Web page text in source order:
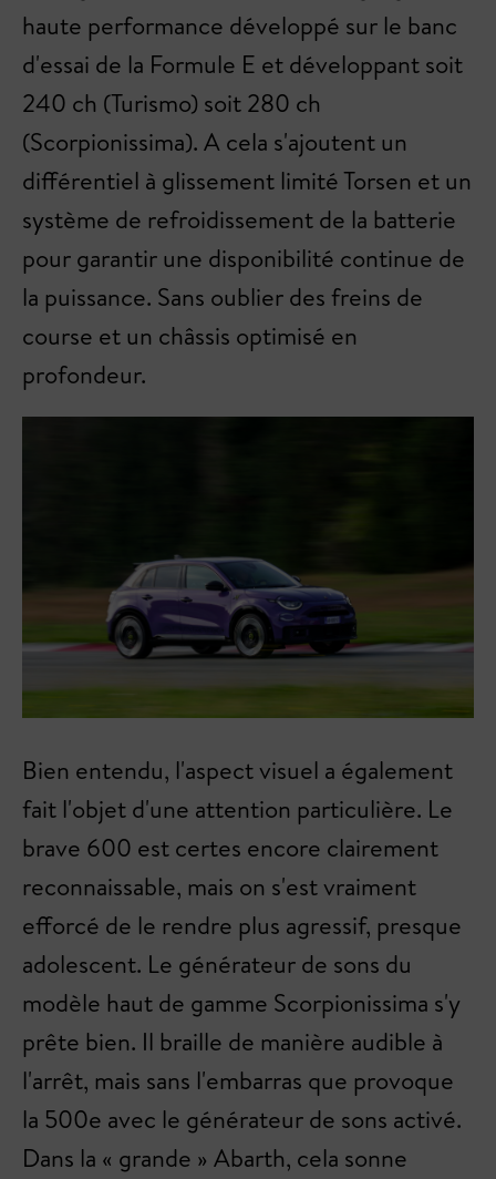
haute performance développé sur le banc
d'essai de la Formule E et développant soit
240 ch (Turismo) soit 280 ch
(Scorpionissima). A cela s'ajoutent un
différentiel à glissement limité Torsen et un
système de refroidissement de la batterie
pour garantir une disponibilité continue de
la puissance. Sans oublier des freins de
course et un châssis optimisé en
profondeur.
Bien entendu, l'aspect visuel a également
fait l'objet d'une attention particulière. Le
brave 600 est certes encore clairement
reconnaissable, mais on s'est vraiment
efforcé de le rendre plus agressif, presque
adolescent. Le générateur de sons du
modèle haut de gamme Scorpionissima s'y
prête bien. Il braille de manière audible à
l'arrêt, mais sans l'embarras que provoque
la 500e avec le générateur de sons activé.
Dans la « grande » Abarth, cela sonne